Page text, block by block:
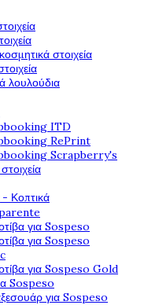
στοιχεία
λουλούδια
ITD
RePrint
Scrapberry's
- Κοπτικά
για Sospeso
για Sospeso
για Sospeso Gold
Sospeso
για Sospeso